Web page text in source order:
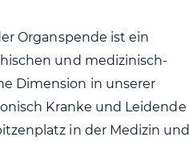
Organspende ist ein
und medizinisch-
Dimension in unserer
Kranke und Leidende
in der Medizin und